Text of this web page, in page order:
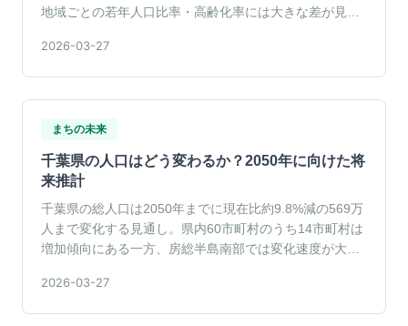
地域ごとの若年人口比率・高齢化率には大きな差が見ら
2026-03-27
まちの未来
千葉県の人口はどう変わるか？2050年に向けた将
来推計
千葉県の総人口は2050年までに現在比約9.8%減の569万
人まで変化する見通し。県内60市町村のうち14市町村は
増加傾向にある一方、房総半島南部では変化速度が大き
2026-03-27